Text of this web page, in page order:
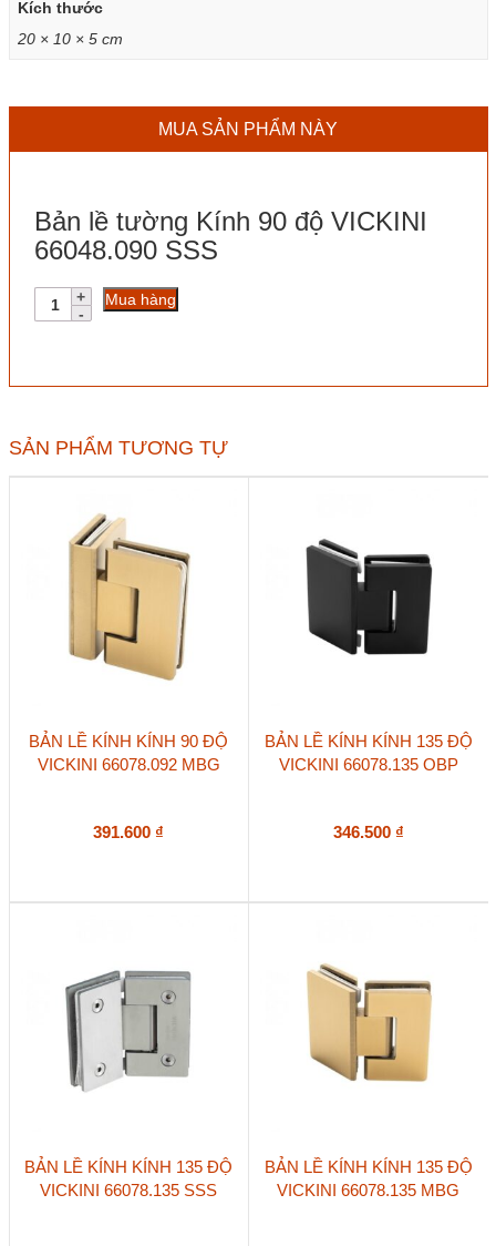
Kích thước
20 × 10 × 5 cm
MUA SẢN PHẨM NÀY
Bản lề tường Kính 90 độ VICKINI
66048.090 SSS
Bản
lề
66048.090
SSS
số
Mua hàng
SẢN PHẨM TƯƠNG TỰ
BẢN LỀ KÍNH KÍNH 90 ĐỘ
VICKINI 66078.092 MBG
391.600 ₫
BẢN LỀ KÍNH KÍNH 135 ĐỘ
VICKINI 66078.135 OBP
346.500 ₫
BẢN LỀ KÍNH KÍNH 135 ĐỘ
VICKINI 66078.135 SSS
BẢN LỀ KÍNH KÍNH 135 ĐỘ
VICKINI 66078.135 MBG